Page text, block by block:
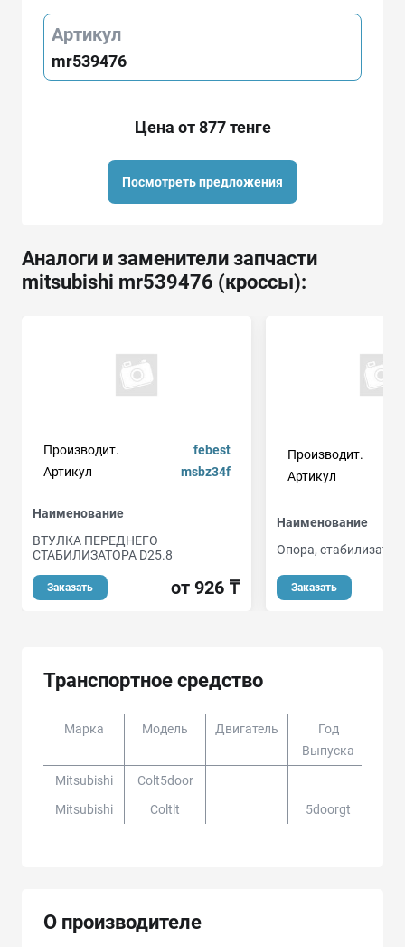
Артикул
mr539476
Цена от 877 тенге
Посмотреть предложения
Аналоги и заменители запчасти
mitsubishi mr539476 (кроссы):
Производит.
febest
Артикул
msbz34f
Наименование
ВТУЛКА ПЕРЕДНЕГО
СТАБИЛИЗАТОРА D25.8
Заказать от 926 ₸
Производит.
Артикул
Наименование
Опора, стабилизатор
Заказать
Транспортное средство
Марка Модель Двигатель
Год
Выпуска
Mitsubishi
Colt5door
Mitsubishi
Coltlt 5doorgt
О производителе